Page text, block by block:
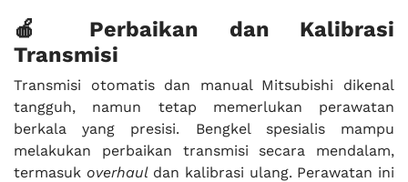
🍎 Perbaikan dan Kalibrasi
Transmisi
Transmisi otomatis dan manual Mitsubishi dikenal
tangguh, namun tetap memerlukan perawatan
berkala yang presisi. Bengkel spesialis mampu
melakukan perbaikan transmisi secara mendalam,
termasuk overhauldan kalibrasi ulang. Perawatan ini